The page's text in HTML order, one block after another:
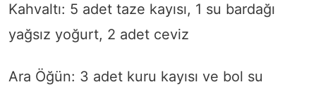
Kahvaltı: 5 adet taze kayısı, 1 su bardağı
yağsız yoğurt, 2 adet ceviz
Ara Öğün: 3 adet kuru kayısı ve bol su